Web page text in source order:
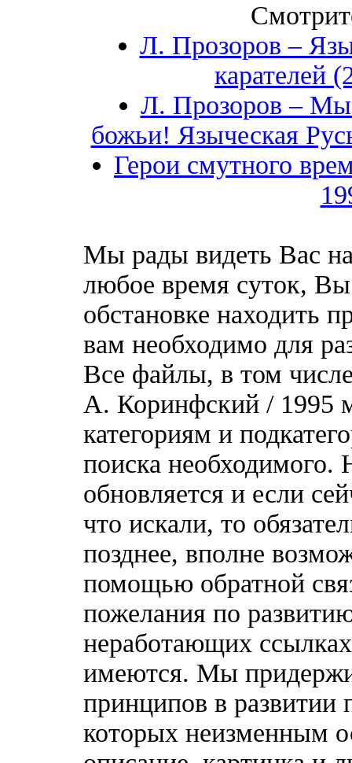
Л. Прозоров –
карателей
Л. Прозоров – Мы
божьи! Языческая
Герои смутного
Мы рады видеть Вас
любое время суток,
обстановке находить
вам необходимо для
Все файлы, в том
А. Коринфский / 1995
категориям и
поиска необходимого.
обновляется и если
что искали, то
позднее, вполне
помощью обратной
пожелания по
неработающих
имеются. Мы
принципов в развитии
которых неизменным